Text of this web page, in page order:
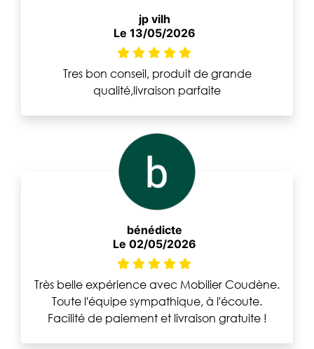
jp vilh
Le 13/05/2026
Tres bon conseil, produit de grande
qualité,livraison parfaite
bénédicte
Le 02/05/2026
Très belle expérience avec Mobilier Coudène.
Toute l'équipe sympathique, à l'écoute.
Facilité de paiement et livraison gratuite !